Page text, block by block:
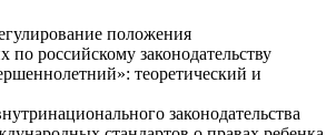
положения
по российскому законодательству
теоретический и
законодательства